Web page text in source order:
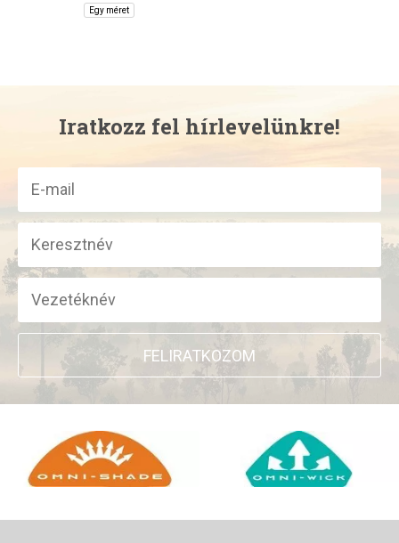
Egy méret
Iratkozz fel hírlevelünkre!
FELIRATKOZOM